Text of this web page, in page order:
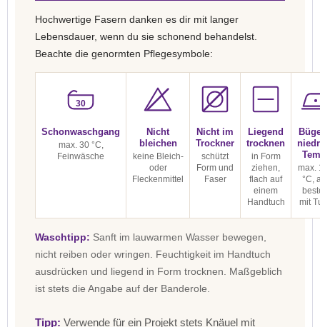
Hochwertige Fasern danken es dir mit langer
Lebensdauer, wenn du sie schonend behandelst.
Beachte die genormten Pflegesymbole:
30
Schonwaschgang
max. 30 °C,
Feinwäsche
Nicht
bleichen
keine Bleich-
oder
Fleckenmittel
Nicht im
Trockner
schützt
Form und
Faser
Liegend
trocknen
in Form
ziehen,
flach auf
einem
Handtuch
max.
°C,
mit
Waschtipp: Sanft im lauwarmen Wasser bewegen,
nicht reiben oder wringen. Feuchtigkeit im Handtuch
ausdrücken und liegend in Form trocknen. Maßgeblich
ist stets die Angabe auf der Banderole.
Tipp: Verwende für ein Projekt stets Knäuel mit